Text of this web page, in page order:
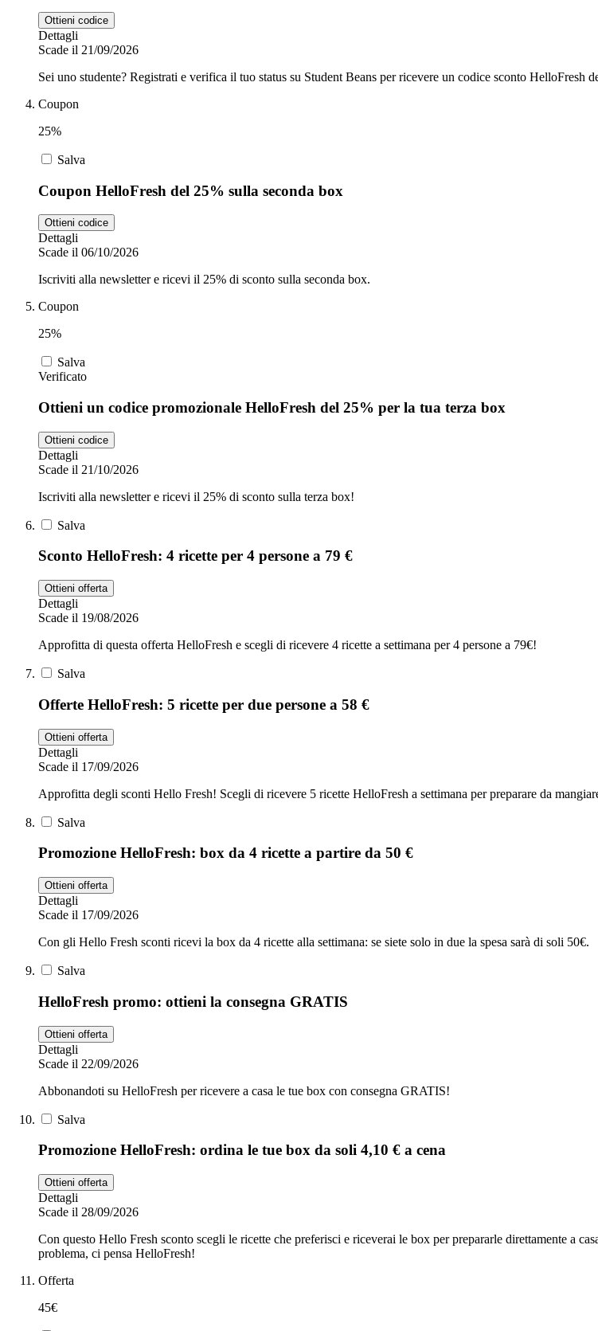
Ottieni codice
Dettagli
Scade il 21/09/2026
Sei uno studente? Registrati e verifica il tuo status su Student Beans per ricevere un codice sconto HelloFresh
Coupon
25%
Salva
Coupon HelloFresh del 25% sulla seconda box
Ottieni codice
Dettagli
Scade il 06/10/2026
Iscriviti alla newsletter e ricevi il 25% di sconto sulla seconda box.
Coupon
25%
Salva
Verificato
Ottieni un codice promozionale HelloFresh del 25% per la tua terza box
Ottieni codice
Dettagli
Scade il 21/10/2026
Iscriviti alla newsletter e ricevi il 25% di sconto sulla terza box!
Salva
Sconto HelloFresh: 4 ricette per 4 persone a 79 €
Ottieni offerta
Dettagli
Scade il 19/08/2026
Approfitta di questa offerta HelloFresh e scegli di ricevere 4 ricette a settimana per 4 persone a 79€!
Salva
Offerte HelloFresh: 5 ricette per due persone a 58 €
Ottieni offerta
Dettagli
Scade il 17/09/2026
Approfitta degli sconti Hello Fresh! Scegli di ricevere 5 ricette HelloFresh a settimana per preparare da
Salva
Promozione HelloFresh: box da 4 ricette a partire da 50 €
Ottieni offerta
Dettagli
Scade il 17/09/2026
Con gli Hello Fresh sconti ricevi la box da 4 ricette alla settimana: se siete solo in due la spesa sarà di soli 50€.
Salva
HelloFresh promo: ottieni la consegna GRATIS
Ottieni offerta
Dettagli
Scade il 22/09/2026
Abbonandoti su HelloFresh per ricevere a casa le tue box con consegna GRATIS!
Salva
Promozione HelloFresh: ordina le tue box da soli 4,10 € a cena
Ottieni offerta
Dettagli
Scade il 28/09/2026
Con questo Hello Fresh sconto scegli le ricette che preferisci e riceverai le box per prepararle direttamente a
problema, ci pensa HelloFresh!
Offerta
45€